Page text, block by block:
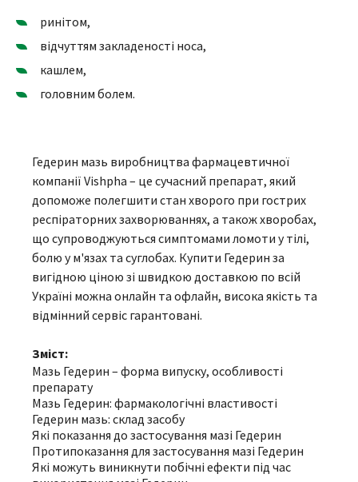
ринітом,
відчуттям закладеності носа,
кашлем,
головним болем.
Гедерин мазь виробництва фармацевтичної
компанії Vishpha – це сучасний препарат, який
допоможе полегшити стан хворого при гострих
респіраторних захворюваннях, а також хворобах,
що супроводжуються симптомами ломоти у тілі,
болю у м'язах та суглобах. Купити Гедерин за
вигідною ціною зі швидкою доставкою по всій
Україні можна онлайн та офлайн, висока якість та
відмінний сервіс гарантовані.
Зміст:
Мазь Гедерин – форма випуску, особливості
препарату
Мазь Гедерин: фармакологічні властивості
Гедерин мазь: склад засобу
Які показання до застосування мазі Гедерин
Протипоказання для застосування мазі Гедерин
Які можуть виникнути побічні ефекти під час